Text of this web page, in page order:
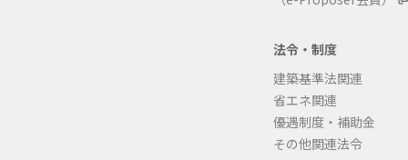
法令・制度
建築基準法関連
省エネ関連
優遇制度・補助金
その他関連法令